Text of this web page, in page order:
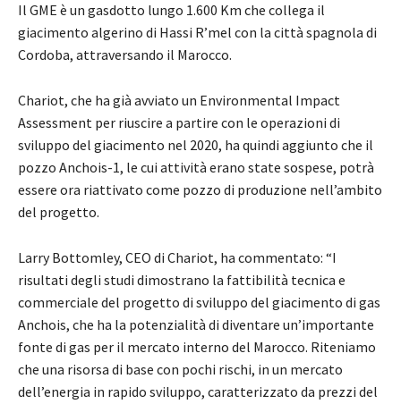
Il GME è un gasdotto lungo 1.600 Km che collega il
giacimento algerino di Hassi R’mel con la città spagnola di
Cordoba, attraversando il Marocco.
Chariot, che ha già avviato un Environmental Impact
Assessment per riuscire a partire con le operazioni di
sviluppo del giacimento nel 2020, ha quindi aggiunto che il
pozzo Anchois-1, le cui attività erano state sospese, potrà
essere ora riattivato come pozzo di produzione nell’ambito
del progetto.
Larry Bottomley, CEO di Chariot, ha commentato: “I
risultati degli studi dimostrano la fattibilità tecnica e
commerciale del progetto di sviluppo del giacimento di gas
Anchois, che ha la potenzialità di diventare un’importante
fonte di gas per il mercato interno del Marocco. Riteniamo
che una risorsa di base con pochi rischi, in un mercato
dell’energia in rapido sviluppo, caratterizzato da prezzi del